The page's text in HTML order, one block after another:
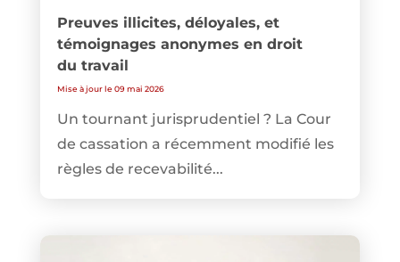
Preuves illicites, déloyales, et
témoignages anonymes en droit
du travail
Mise à jour le 09 mai 2026
Un tournant jurisprudentiel ? La Cour
de cassation a récemment modifié les
règles de recevabilité...